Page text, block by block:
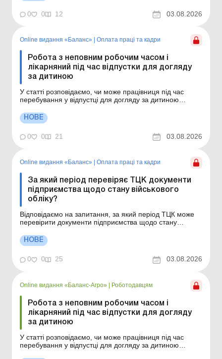
електронною поштою? Що потрібно передбачи...
0 0 12 03.08.2026
Online видання «Баланс» Оплата праці та кадри
Робота з неповним робочим часом і
лікарняний під час відпустки для догляду
за дитиною
У статті розповідаємо, чи може працівниця під час
перебування у відпустці для догляду за дитиною
оформити лікарняний для догляду за хворою дитиною.
Чи можна працювати під час відпустки для догляду за
дитиною і не втратити свої права? Як оформити вихі...
НОВЕ
0 0 21 03.08.2026
Online видання «Баланс» Оплата праці та кадри
За який період перевіряє ТЦК документи
підприємства щодо стану військового
обліку?
Відповідаємо на запитання, за який період ТЦК може
перевірити документи підприємства щодо стану
документи з військового обліку? Як дізнатися, що
підприємство включили до плану перевірок ТЦК? Які
підприємства ТЦК перевіряє щороку, а які &nda...
НОВЕ
0 0 25 03.08.2026
Online видання «Баланс-Агро» | Роботодавцям
Робота з неповним робочим часом і
лікарняний під час відпустки для догляду
за дитиною
У статті розповідаємо, чи може працівниця під час
перебування у відпустці для догляду за дитиною